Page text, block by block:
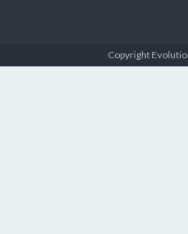
Copyright